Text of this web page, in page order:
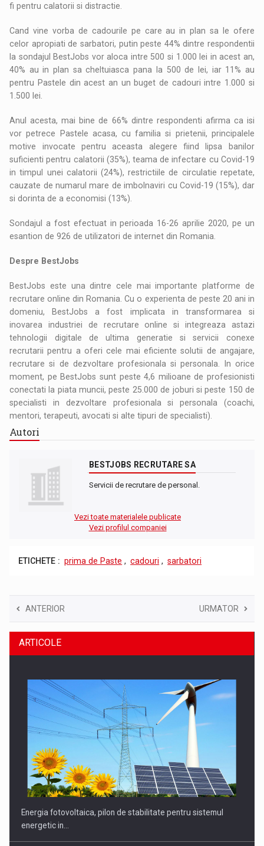
fi pentru calatorii si distractie.
Cand vine vorba de cadourile pe care au in plan sa le ofere
celor apropiati de sarbatori, putin peste 44% dintre respondentii
la sondajul BestJobs vor aloca intre 500 si 1.000 lei in acest an,
40% au in plan sa cheltuiasca pana la 500 de lei, iar 11% au
pentru Pastele din acest an un buget de cadouri intre 1.000 si
1.500 lei.
Anul acesta, mai bine de 66% dintre respondenti afirma ca isi
vor petrece Pastele acasa, cu familia si prietenii, principalele
motive invocate pentru aceasta alegere fiind lipsa banilor
suficienti pentru calatorii (35%), teama de infectare cu Covid-19
in timpul unei calatorii (24%), restrictiile de circulatie repetate,
cauzate de numarul mare de imbolnaviri cu Covid-19 (15%), dar
si dorinta de a economisi (13%).
Sondajul a fost efectuat in perioada 16-26 aprilie 2020, pe un
esantion de 926 de utilizatori de internet din Romania.
Despre BestJobs
BestJobs este una dintre cele mai importante platforme de
recrutare online din Romania. Cu o experienta de peste 20 ani in
domeniu, BestJobs a fost implicata in transformarea si
inovarea industriei de recrutare online si integreaza astazi
tehnologii digitale de ultima generatie si servicii conexe
recrutarii pentru a oferi cele mai eficiente solutii de angajare,
recrutare si de dezvoltare profesionala si personala. In orice
moment, pe BestJobs sunt peste 4,6 milioane de profesionisti
conectati la piata muncii, peste 25.000 de joburi si peste 150 de
specialisti in dezvoltare profesionala si personala (coachi,
mentori, terapeuti, avocati si alte tipuri de specialisti).
Autori
BESTJOBS RECRUTARE SA
Servicii de recrutare de personal.
Vezi toate materialele publicate
Vezi profilul companiei
ETICHETE : prima de Paste , cadouri , sarbatori
ANTERIOR URMATOR
ARTICOLE
Energia fotovoltaica, pilon de stabilitate pentru sistemul
energetic in…